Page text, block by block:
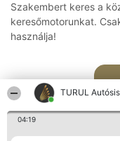
TURUL
04:19
Szakembert keres a
keresőmotorunkat.
használja!